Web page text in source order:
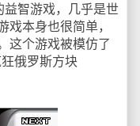
益智游戏，几乎是世
戏本身也很简单，
这个游戏被模仿了
俄罗斯方块